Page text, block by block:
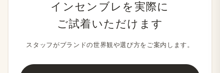
インセンブレを​実際に​
ご試着いただけます
スタッフが​ブランドの​世界観や​選び方を​ご案内します。